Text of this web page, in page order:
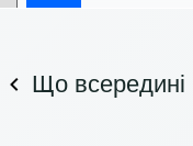
Що всередині